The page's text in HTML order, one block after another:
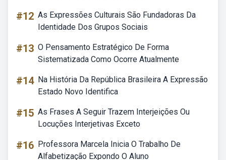
#12 As Expressões Culturais São Fundadoras Da
Identidade Dos Grupos Sociais
#13 O Pensamento Estratégico De Forma
Sistematizada Como Ocorre Atualmente
#14 Na História Da República Brasileira A Expressão
Estado Novo Identifica
#15 As Frases A Seguir Trazem Interjeições Ou
Locuções Interjetivas Exceto
#16 Professora Marcela Inicia O Trabalho De
Alfabetização Expondo O Aluno